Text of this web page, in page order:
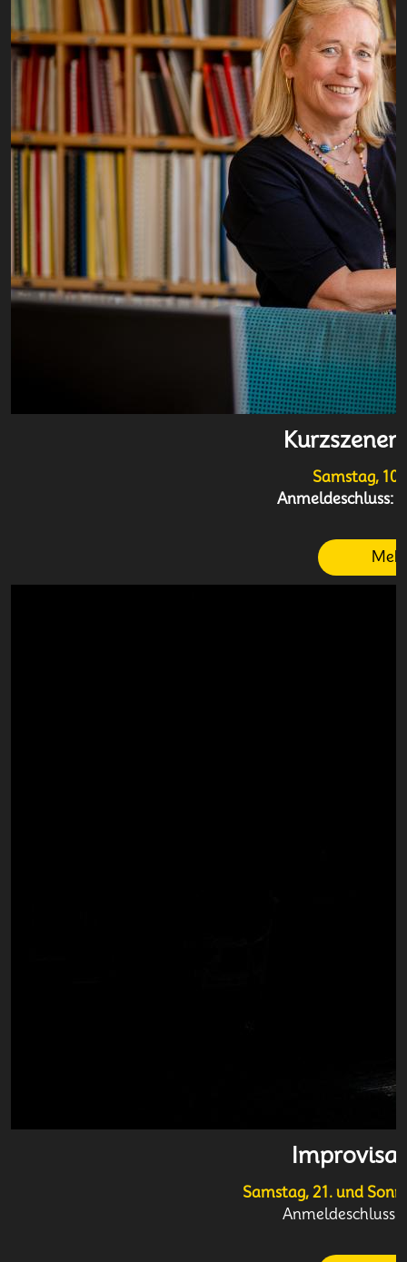
Samstag,
Anmeldeschluss:
Samstag, 21. und
Anmeldeschluss: